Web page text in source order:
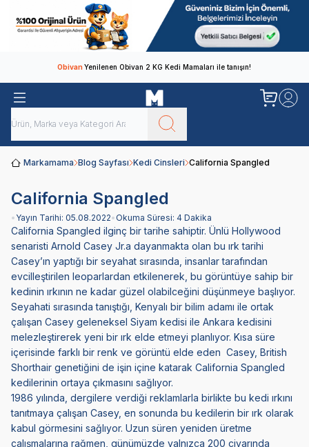
ObivanYenilenen Obivan 2 KG Kedi Mamaları ile tanışın!
Markamama Blog Sayfası Kedi Cinsleri California Spangled
California Spangled
• Yayın Tarihi: 05.08.2022•Okuma Süresi: 4 Dakika
California Spangled ilginç bir tarihe sahiptir. Ünlü Hollywood
senaristi Arnold Casey Jr.a dayanmakta olan bu ırk tarihi
Casey’ın yaptığı bir seyahat sırasında, insanlar tarafından
evcilleştirilen leoparlardan etkilenerek, bu görüntüye sahip bir
kedinin ırkının ne kadar güzel olabilceğini düşünmeye başlıyor.
Seyahati sırasında tanıştığı, Kenyalı bir bilim adamı ile ortak
çalışan Casey geleneksel Siyam kedisi ile Ankara kedisini
melezleştirerek yeni bir ırk elde etmeyi planlıyor. Kısa süre
içerisinde farklı bir renk ve görüntü elde eden Casey, British
Shorthair genetiğini de işin içine katarak California Spangled
kedilerinin ortaya çıkmasını sağlıyor.
1986 yılında, dergilere verdiği reklamlarla birlikte bu kedi ırkını
tanıtmaya çalışan Casey, en sonunda bu kedilerin bir ırk olarak
kabul görmesini sağlıyor. Uzun süren yeniden üretme
çalışmalarına rağmen, günümüzde yalnızca 200 civarında